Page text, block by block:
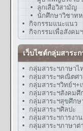
ลูกเสือวิสามัญ
นักศึกษาวิชาท
กิจกรรมแนะแนว
กิจกรรมเพื่อสังคมฯ
เว็บไซต์กลุ่มสาระก
กลุ่มสาระฯภาษาไ
กลุ่มสาระฯคณิตศ
กลุ่มสาระฯวิทย์ฯ+
กลุ่มสาระฯสังคมศึ
กลุ่มสาระฯสุขศึกษ
กลุ่มสาระฯศิลปะ
กลุ่มสาระฯการงา
กลุ่มสาระฯภาษาต่